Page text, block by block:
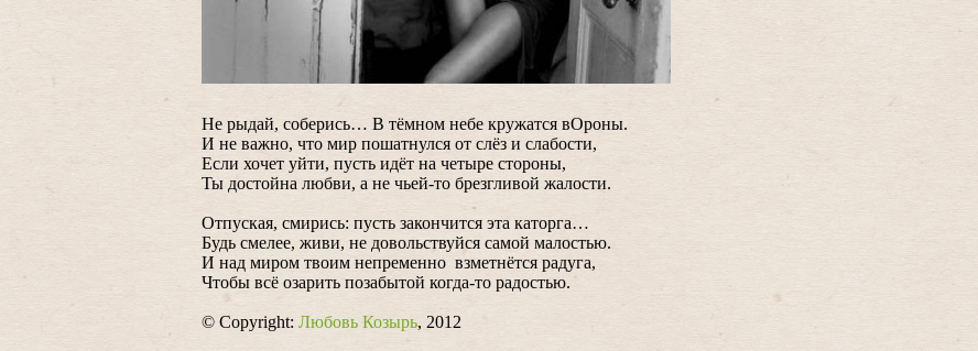
Не рыдай, соберись… В тёмном небе кружатся вОроны.
И не важно, что мир пошатнулся от слёз и слабости,
Если хочет уйти, пусть идёт на четыре стороны,
Ты достойна любви, а не чьей-то брезгливой жалости.
Отпуская, смирись: пусть закончится эта каторга…
Будь смелее, живи, не довольствуйся самой малостью.
И над миром твоим непременно взметнётся радуга,
Чтобы всё озарить позабытой когда-то радостью.
© Copyright: Любовь Козырь, 2012